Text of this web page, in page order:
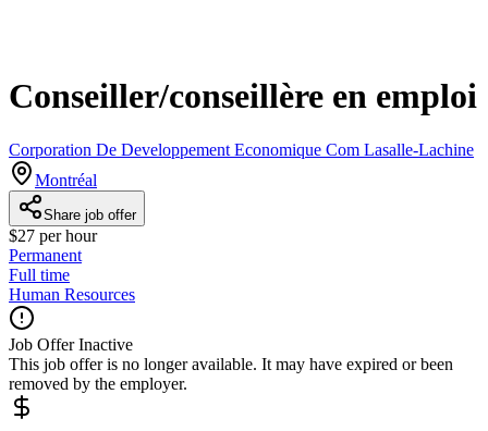
Conseiller/conseillère en emploi
Corporation De Developpement Economique Com Lasalle-Lachine
Montréal
Share job offer
$27 per hour
Permanent
Full time
Human Resources
Job Offer Inactive
This job offer is no longer available. It may have expired or been
removed by the employer.